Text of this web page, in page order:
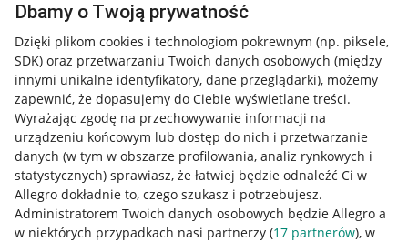
Dbamy o Twoją prywatność
Dzięki plikom cookies i technologiom pokrewnym (np. piksele,
SDK) oraz przetwarzaniu Twoich danych osobowych (między
innymi unikalne identyfikatory, dane przeglądarki), możemy
zapewnić, że dopasujemy do Ciebie wyświetlane treści.
Wyrażając zgodę na przechowywanie informacji na
urządzeniu końcowym lub dostęp do nich i przetwarzanie
danych (w tym w obszarze profilowania, analiz rynkowych i
statystycznych) sprawiasz, że łatwiej będzie odnaleźć Ci w
Allegro dokładnie to, czego szukasz i potrzebujesz.
Administratorem Twoich danych osobowych będzie Allegro a
w niektórych przypadkach nasi partnerzy (17 partnerów), w